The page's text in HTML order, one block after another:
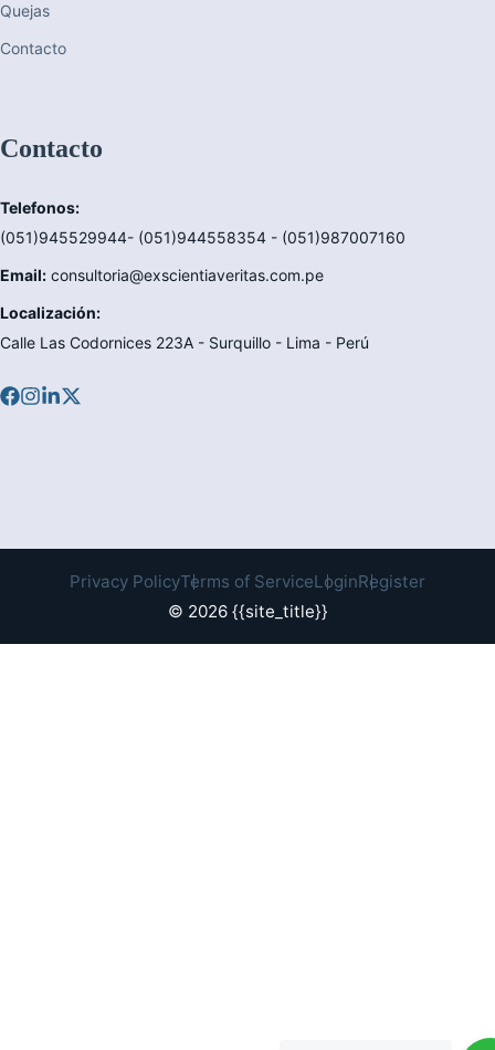
Quejas
Contacto
Contacto
Telefonos:
(051)945529944- (051)944558354 - (051)987007160
Email: consultoria@exscientiaveritas.com.pe
Localización:
Calle Las Codornices 223A - Surquillo - Lima - Perú
© 2026 {{site_title}}
Privacy PolicyTerms of ServiceLoginRegister